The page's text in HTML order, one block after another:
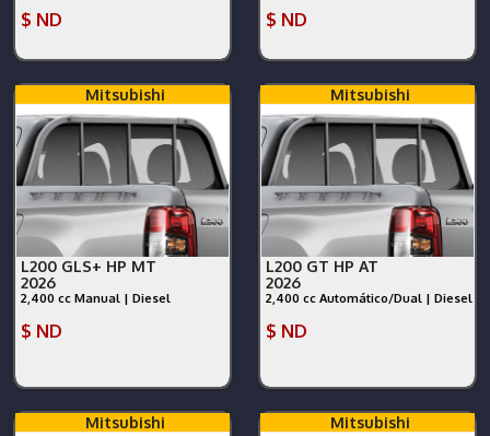
$ ND $ ND
Mitsubishi
L200 GLS+ HP MT
2026
2,400 cc Manual | Diesel
$ ND
Mitsubishi
L200 GT HP AT
2026
2,400 cc Automático/Dual | Diesel
$ ND
Mitsubishi Mitsubishi